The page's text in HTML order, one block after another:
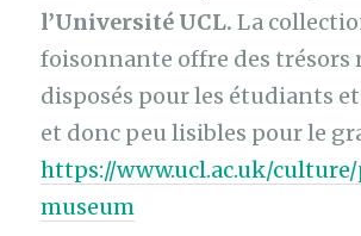
l’Université UCL. La
foisonnante offre des trésors
disposés pour les étudiants
et donc peu lisibles pour le
https://www.ucl.ac.uk/
museum